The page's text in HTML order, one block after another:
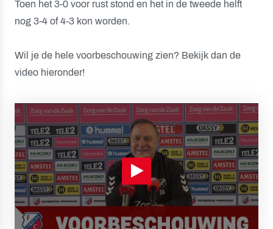
Toen het 3-0 voor rust stond en het in de tweede helft
nog 3-4 of 4-3 kon worden.
Wil je de hele voorbeschouwing zien? Bekijk dan de
video hieronder!